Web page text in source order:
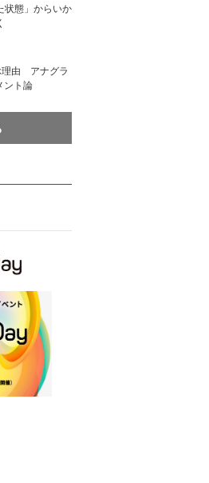
状態」からいか
理由 アナグラ
ント論